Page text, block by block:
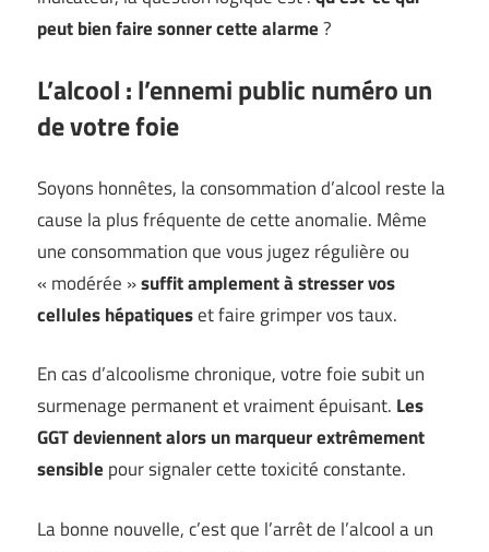
peut bien faire sonner cette alarme?
L’alcool : l’ennemi public numéro un
de votre foie
Soyons honnêtes, la consommation d’alcool reste la
cause la plus fréquente de cette anomalie. Même
une consommation que vous jugez régulière ou
« modérée »suffit amplement à stresser vos
cellules hépatiqueset faire grimper vos taux.
En cas d’alcoolisme chronique, votre foie subit un
surmenage permanent et vraiment épuisant. Les
GGT deviennent alors un marqueur extrêmement
sensible pour signaler cette toxicité constante.
La bonne nouvelle, c’est que l’arrêt de l’alcool a un